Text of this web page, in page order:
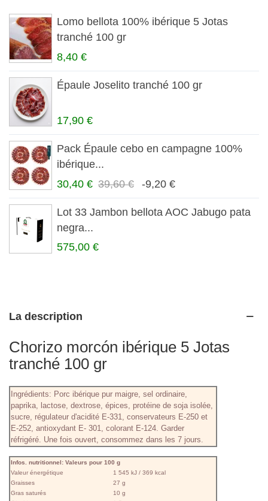
Lomo bellota 100% ibérique 5 Jotas
tranché 100 gr
8,40 €
Épaule Joselito tranché 100 gr
17,90 €
Pack Épaule cebo en campagne 100%
ibérique...
30,40 € 39,60 € -9,20 €
Lot 33 Jambon bellota AOC Jabugo pata
negra...
575,00 €
La description
Chorizo morcón ibérique 5 Jotas
tranché 100 gr
Ingrédients: Porc ibérique pur maigre, sel ordinaire,
paprika, lactose, dextrose, épices, protéine de soja isolée,
sucre, régulateur d'acidité E-331, conservateurs E-250 et
E-252, antioxydant E- 301, colorant E-124. Garder
réfrigéré. Une fois ouvert, consommez dans les 7 jours.
Infos. nutritionnel: Valeurs pour 100 g
Valeur énergétique
1 545 kJ / 369 kcal
Graisses
27 g
Gras saturés
10 g